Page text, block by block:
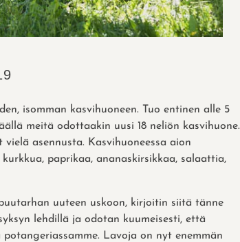
isomman kasvihuoneen. Tuo entinen alle 5
meitä odottaakin uusi 18 neliön kasvihuone.
asennusta. Kasvihuoneessa aion
paprikaa, ananaskirsikkaa, salaattia,
uuteen uskoon, kirjoitin siitä tänne
lehdillä ja odotan kuumeisesti, että
Lavoja on nyt enemmän